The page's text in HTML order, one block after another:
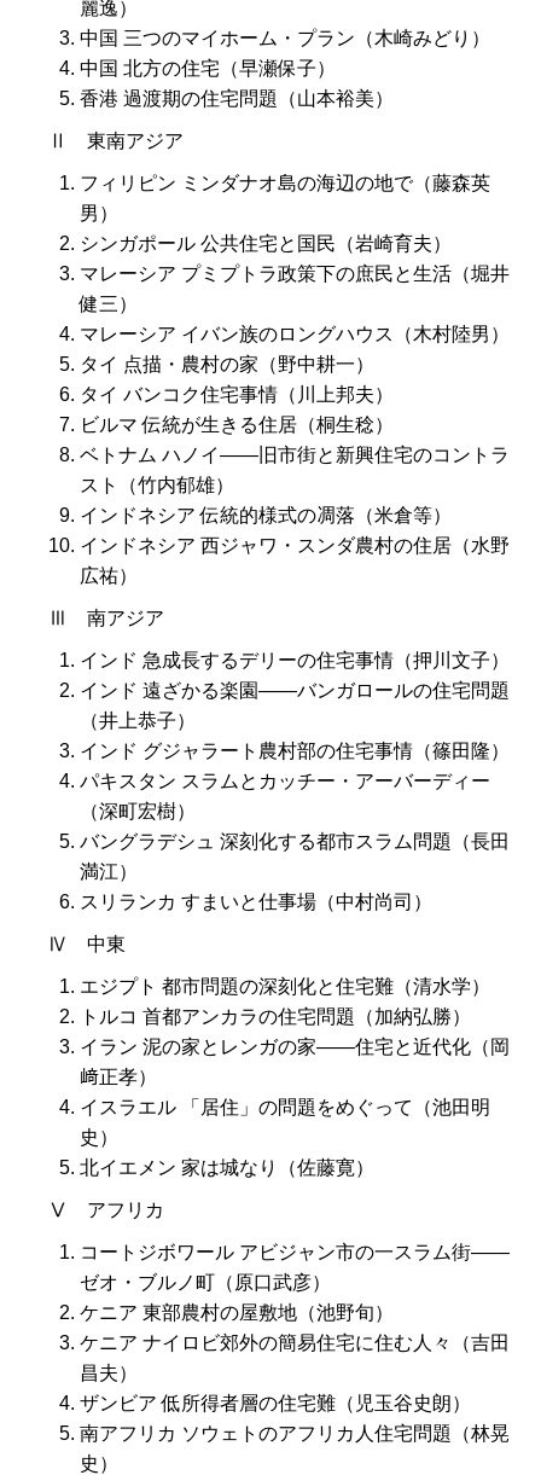
麗逸）
中国 三つのマイホーム・プラン（木崎みどり）
中国 北方の住宅（早瀬保子）
香港 過渡期の住宅問題（山本裕美）
Ⅱ 東南アジア
フィリピン ミンダナオ島の海辺の地で（藤森英
男）
シンガポール 公共住宅と国民（岩崎育夫）
マレーシア プミプトラ政策下の庶民と生活（堀井
健三）
マレーシア イバン族のロングハウス（木村陸男）
タイ 点描・農村の家（野中耕一）
タイ バンコク住宅事情（川上邦夫）
ビルマ 伝統が生きる住居（桐生稔）
ベトナム ハノイ――旧市街と新興住宅のコントラ
スト（竹内郁雄）
インドネシア 伝統的様式の凋落（米倉等）
インドネシア 西ジャワ・スンダ農村の住居（水野
広祐）
Ⅲ 南アジア
インド 急成長するデリーの住宅事情（押川文子）
インド 遠ざかる楽園――バンガロールの住宅問題
（井上恭子）
インド グジャラート農村部の住宅事情（篠田隆）
パキスタン スラムとカッチー・アーバーディー
（深町宏樹）
バングラデシュ 深刻化する都市スラム問題（長田
満江）
スリランカ すまいと仕事場（中村尚司）
Ⅳ 中東
エジプト 都市問題の深刻化と住宅難（清水学）
トルコ 首都アンカラの住宅問題（加納弘勝）
イラン 泥の家とレンガの家――住宅と近代化（岡
﨑正孝）
イスラエル 「居住」の問題をめぐって（池田明
史）
北イエメン 家は城なり（佐藤寛）
Ⅴ アフリカ
コートジボワール アビジャン市の一スラム街――
ゼオ・ブルノ町（原口武彦）
ケニア 東部農村の屋敷地（池野旬）
ケニア ナイロビ郊外の簡易住宅に住む人々（吉田
昌夫）
ザンビア 低所得者層の住宅難（児玉谷史朗）
南アフリカ ソウェトのアフリカ人住宅問題（林晃
史）